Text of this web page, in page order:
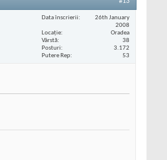
Data înscrierii
26th January
2008
Locaţie
Oradea
Vârstă
38
Posturi
3.172
Putere Rep
53